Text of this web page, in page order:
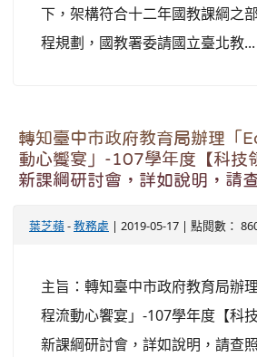
下，架構符合十二年國教課綱之
程規劃，國教署委請國立臺北教...
轉知臺中市政府教育局辦理「
動心饗宴」-107學年度【科技
新課綱研討會，詳如說明，請
葉芝蘋 -教務處 | 2019-05-17 | 點閱數：
主旨：轉知臺中市政府教育局辦
程流動心饗宴」-107學年度【科
新課綱研討會，詳如說明，請查